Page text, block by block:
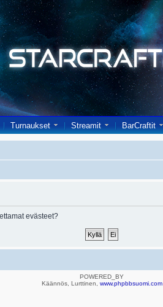
Turnaukset Streamit BarCraftit
evästeet?
POWERED_BY
Käännös, Lurttinen, www.phpbbsuomi.com